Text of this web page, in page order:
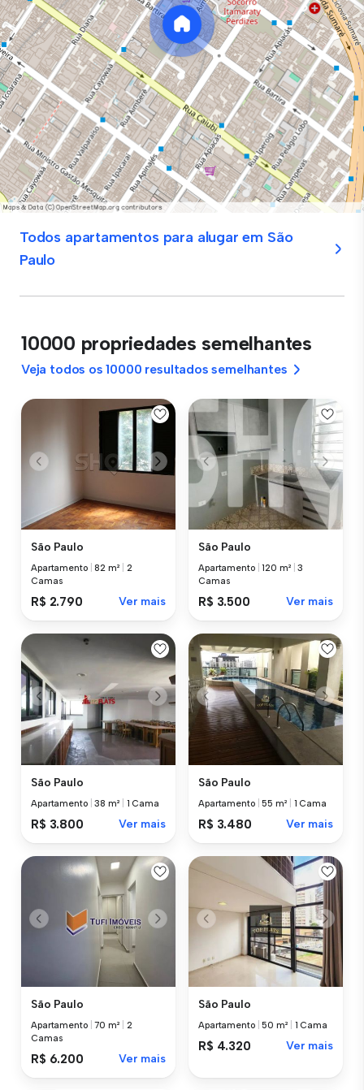
Todos apartamentos para alugar em São
Paulo
10000 propriedades semelhantes
Veja todos os 10000 resultados semelhantes
São Paulo
Apartamento |82 m²
2
Camas
R$ 2.790 Ver mais
São Paulo
Apartamento |120 m² |3
Camas
R$ 3.500 Ver mais
São Paulo
Apartamento |38 m² 1 Cama
R$ 3.800 Ver mais
São Paulo
Apartamento |55 m² 1 Cama
R$ 3.480 Ver mais
São Paulo
Apartamento |70 m²
2
Camas
R$ 6.200 Ver mais
São Paulo
Apartamento |50 m² 1 Cama
R$ 4.320 Ver mais